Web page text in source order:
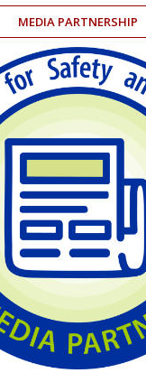
MEDIA PARTNERSHIP